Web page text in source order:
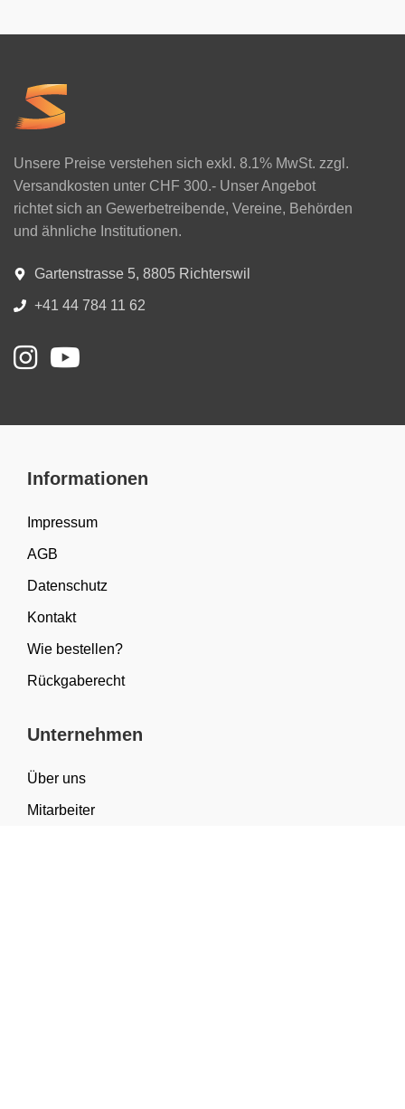
Unsere Preise verstehen sich exkl. 8.1% MwSt. zzgl.
Versandkosten unter CHF 300.- Unser Angebot
richtet sich an Gewerbetreibende, Vereine, Behörden
und ähnliche Institutionen.
Gartenstrasse 5, 8805 Richterswil
+41 44 784 11 62
Informationen
Impressum
AGB
Datenschutz
Kontakt
Wie bestellen?
Rückgaberecht
Unternehmen
Über uns
Mitarbeiter